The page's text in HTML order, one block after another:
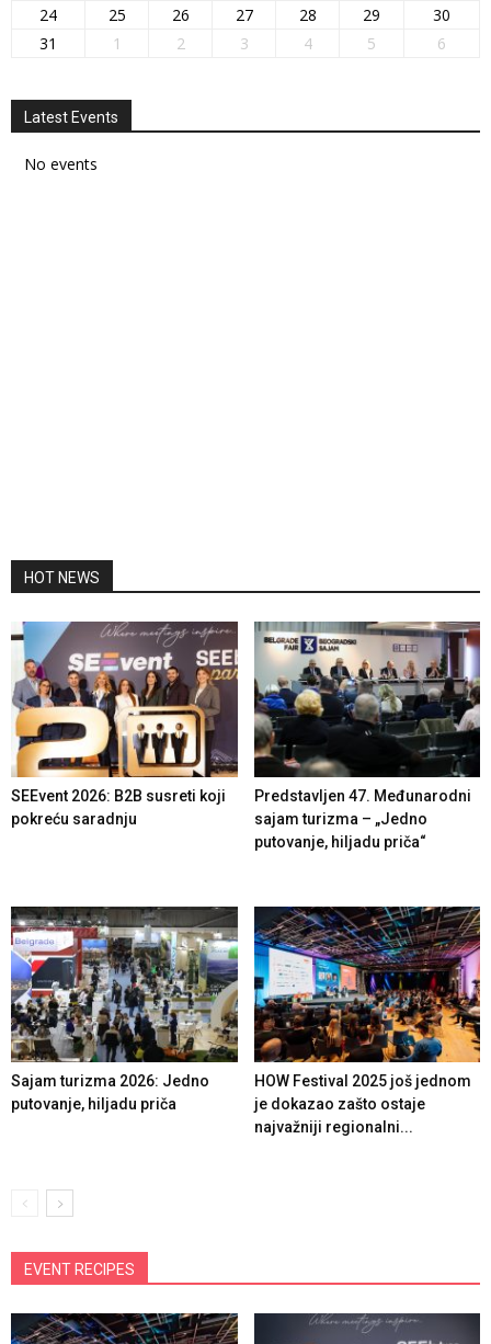
24 25 26 27 28 29
30
31
1 2 3 4 5 6
Latest Events
No events
HOT NEWS
SEEvent 2026: B2B susreti koji
pokreću saradnju
Predstavljen 47. Međunarodni
sajam turizma – „Jedno
putovanje, hiljadu priča“
Sajam turizma 2026: Jedno
putovanje, hiljadu priča
HOW Festival 2025 još jednom
je dokazao zašto ostaje
najvažniji regionalni...
EVENT RECIPES